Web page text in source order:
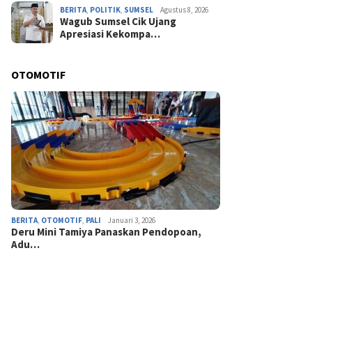
BERITA, POLITIK, SUMSEL Agustus 8, 2026
Wagub Sumsel Cik Ujang
Apresiasi Kekompa…
OTOMOTIF
BERITA, OTOMOTIF, PALI Januari 3, 2026
Deru Mini Tamiya Panaskan Pendopoan,
Adu…